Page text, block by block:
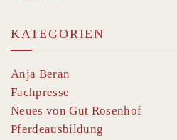
KATEGORIEN
Anja Beran
Fachpresse
Neues von Gut Rosenhof
Pferdeausbildung